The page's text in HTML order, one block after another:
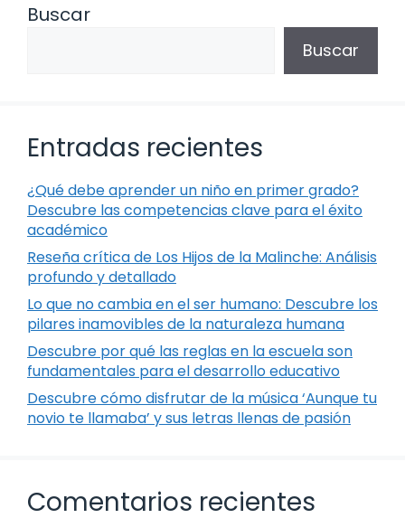
Buscar
Buscar
Entradas recientes
¿Qué debe aprender un niño en primer grado?
Descubre las competencias clave para el éxito
académico
Reseña crítica de Los Hijos de la Malinche: Análisis
profundo y detallado
Lo que no cambia en el ser humano: Descubre los
pilares inamovibles de la naturaleza humana
Descubre por qué las reglas en la escuela son
fundamentales para el desarrollo educativo
Descubre cómo disfrutar de la música ‘Aunque tu
novio te llamaba’ y sus letras llenas de pasión
Comentarios recientes